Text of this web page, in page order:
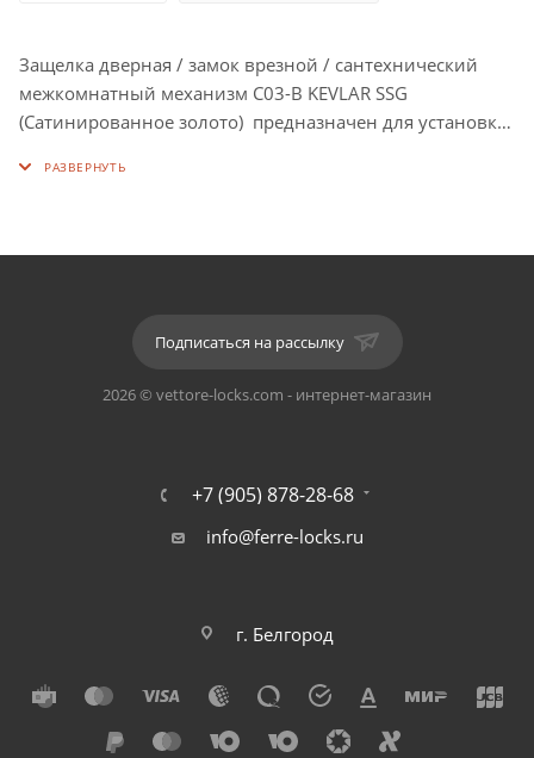
Защелка дверная / замок врезной / сантехнический
межкомнатный механизм С03-В KEVLAR SSG
(Сатинированное золото) предназначен для установки
и ванную комнату в комплекте с раздельной ручкой.
Дополнительная фиксация: отсутствует.
В комплект товара входит механизм, ответная планка,
Данный механизм является стандартным и может быть
межкомнатных дверей на раздельном основании.
Подписаться на рассылку
2026 © vettore-locks.com - интернет-магазин
+7 (905) 878-28-68
info@ferre-locks.ru
г. Белгород